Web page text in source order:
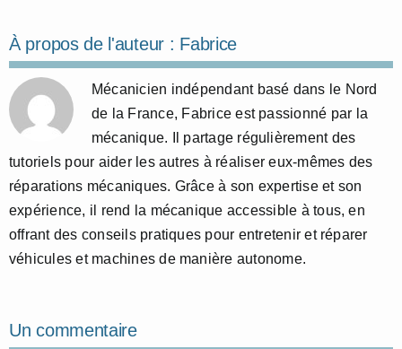
À propos de l'auteur : Fabrice
Mécanicien indépendant basé dans le Nord
de la France, Fabrice est passionné par la
mécanique. Il partage régulièrement des
tutoriels pour aider les autres à réaliser eux-mêmes des
réparations mécaniques. Grâce à son expertise et son
expérience, il rend la mécanique accessible à tous, en
offrant des conseils pratiques pour entretenir et réparer
véhicules et machines de manière autonome.
Un commentaire